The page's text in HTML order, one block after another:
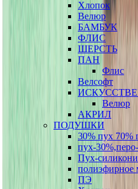
Хлопок
Велюр
БАМБУК
ФЛИС
ШЕРСТЬ
ПАН
Флис
Велсофт
Велюр
АКРИЛ
ПОДУШКИ
30% пух 70%
пух-
Пух-
полиэфирное
ПЭ